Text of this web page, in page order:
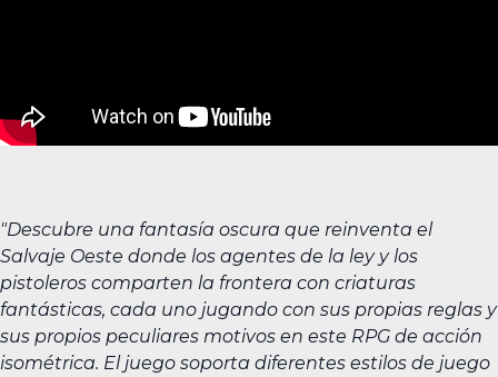
"Descubre una fantasía oscura que reinventa el
Salvaje Oeste donde los agentes de la ley y los
pistoleros comparten la frontera con criaturas
fantásticas, cada uno jugando con sus propias reglas y
sus propios peculiares motivos en este RPG de acción
isométrica. El juego soporta diferentes estilos de juego